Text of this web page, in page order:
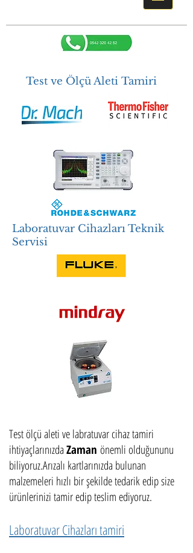
Test ve Ölçü Aleti Tamiri
Laboratuvar Cihazları Teknik
Servisi
Test ölçü aleti ve labratuvar cihaz tamiri
ihtiyaçlarınızdaZaman önemli olduğununu
biliyoruz.Arızalı kartlarınızda bulunan
malzemeleri hızlı bir şekilde tedarik edip size
ürünlerinizi tamir edip teslim ediyoruz.
Laboratuvar Cihazları tamiri